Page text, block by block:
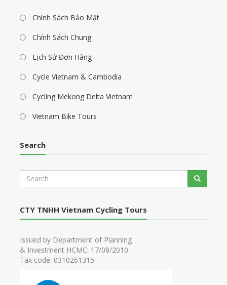
Chính Sách Bảo Mật
Chính Sách Chung
Lịch Sử Đơn Hàng
Cycle Vietnam & Cambodia
Cycling Mekong Delta Vietnam
Vietnam Bike Tours
Search
c
Search
CTY TNHH Vietnam Cycling Tours
Issued by Department of Planning
& Investment HCMC: 17/08/2010
Tax code: 0310261315